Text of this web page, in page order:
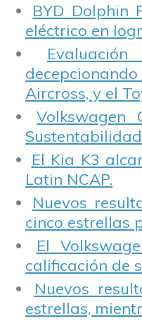
BYD Dolphin
eléctrico en
Aircross, y el
Volkswagen
El Kia K3
Latin NCAP.
Nuevos
cinco estrellas
El
calificación de
Nuevos
estrellas,